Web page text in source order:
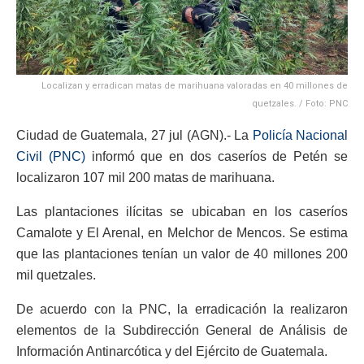
Localizan y erradican matas de marihuana valoradas en 40 millones de
quetzales. / Foto: PNC
Ciudad de Guatemala, 27 jul (AGN).- La Policía Nacional
Civil (PNC)informó que en dos caseríos de Petén se
localizaron 107 mil 200 matas de marihuana.
Las plantaciones ilícitas se ubicaban en los caseríos
Camalote y El Arenal, en Melchor de Mencos. Se estima
que las plantaciones tenían un valor de 40 millones 200
mil quetzales.
De acuerdo con la PNC, la erradicación la realizaron
elementos de la Subdirección General de Análisis de
Información Antinarcótica y del Ejército de Guatemala.